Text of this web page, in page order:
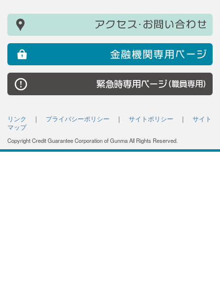
リンク ｜ プライバシーポリシー ｜ サイトポリシー ｜ サイト
マップ
Copyright Credit Guarantee Corporation of Gunma All Rights Reserved.